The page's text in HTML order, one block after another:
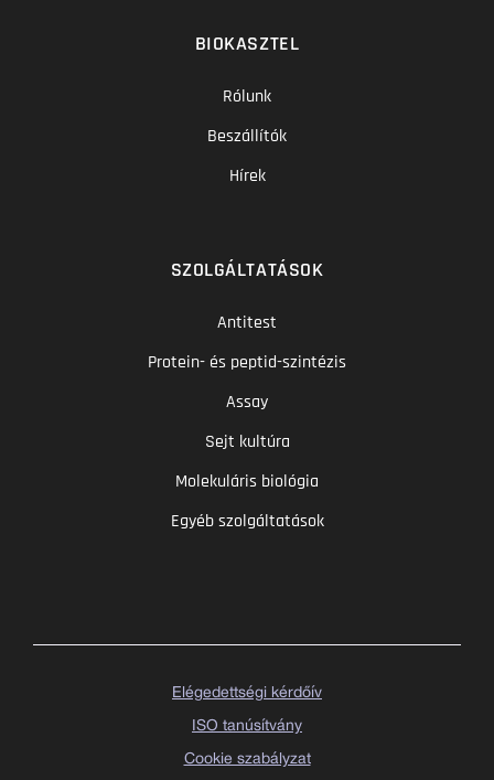
BIOKASZTEL
Rólunk
Beszállítók
Hírek
SZOLGÁLTATÁSOK
Antitest
Protein- és peptid-szintézis
Assay
Sejt kultúra
Molekuláris biológia
Egyéb szolgáltatások
Elégedettségi kérdőív
ISO tanúsítvány
Cookie szabályzat